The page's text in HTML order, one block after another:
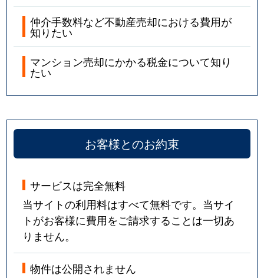
仲介手数料など不動産売却における費用が
知りたい
マンション売却にかかる税金について知り
たい
お客様とのお約束
サービスは完全無料
当サイトの利用料はすべて無料です。当サイ
トがお客様に費用をご請求することは一切あ
りません。
物件は公開されません